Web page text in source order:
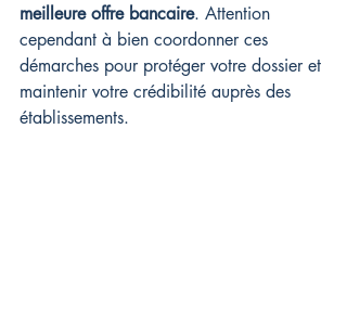
meilleure offre bancaire. Attention
cependant à bien coordonner ces
démarches pour protéger votre dossier et
maintenir votre crédibilité auprès des
établissements.